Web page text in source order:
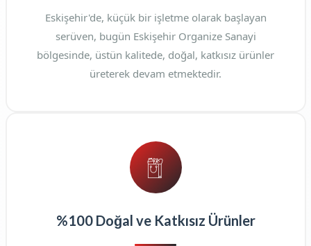
Eskişehir'de, küçük bir işletme olarak başlayan
serüven, bugün Eskişehir Organize Sanayi
bölgesinde, üstün kalitede, doğal, katkısız ürünler
üreterek devam etmektedir.
%100 Doğal ve Katkısız Ürünler